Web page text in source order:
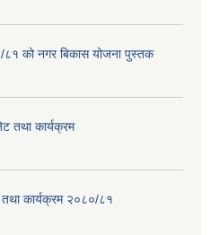
८१ को नगर बिकास योजना पुस्तक
तथा कार्यक्रम
तथा कार्यक्रम २०८०/८१